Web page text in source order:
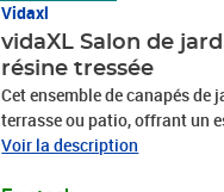
Vidaxl
vidaXL Salon de
résine tressée
Cet ensemble de canapés
terrasse ou patio, offrant un
famille et les amis ou
Voir la description